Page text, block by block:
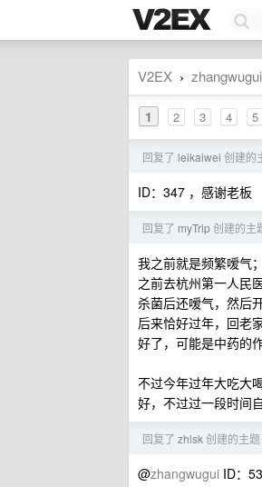
V2EX › zhangwugui
1 2 3 4 5
回复了 leikaiwei 创建的
ID：347 ，感谢老板
回复了 myTrip创建的主
我之前就是频繁嗳气；
之前去杭州第一人民
杀菌后还嗳气，然后
后来恰好过年，回老
好了，可能是中药的
不过今年过年大吃大
好，不过过一段时间
回复了 zhlsk创建的主题
@zhangwugui ID：